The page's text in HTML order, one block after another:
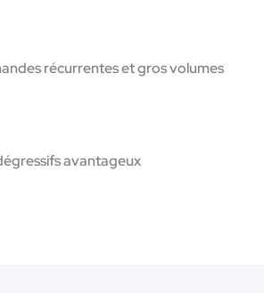
récurrentes et gros volumes
avantageux